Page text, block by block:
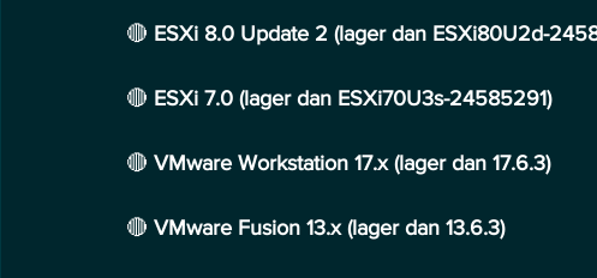
🔴 ESXi 8.0 Update 2 (lager dan ESXi80U2d-
🔴 ESXi 7.0 (lager dan ESXi70U3s-24585291)
🔴 VMware Workstation 17.x (lager dan 17.6.3)
🔴 VMware Fusion 13.x (lager dan 13.6.3)